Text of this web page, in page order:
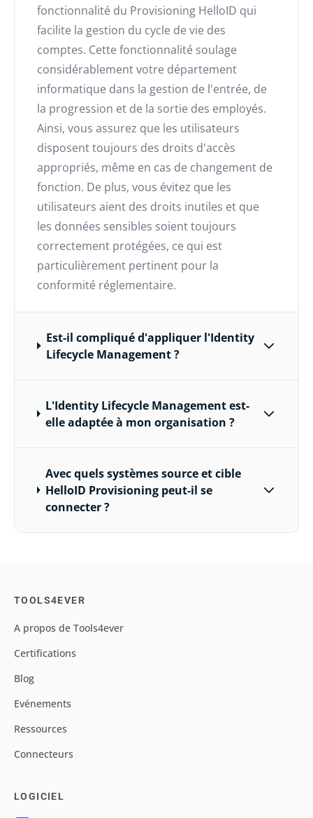
fonctionnalité du Provisioning HelloID qui
facilite la gestion du cycle de vie des
comptes. Cette fonctionnalité soulage
considérablement votre département
informatique dans la gestion de l'entrée, de
la progression et de la sortie des employés.
Ainsi, vous assurez que les utilisateurs
disposent toujours des droits d'accès
appropriés, même en cas de changement de
fonction. De plus, vous évitez que les
utilisateurs aient des droits inutiles et que
les données sensibles soient toujours
correctement protégées, ce qui est
particulièrement pertinent pour la
conformité réglementaire.
Est-il compliqué d'appliquer l'Identity
Lifecycle Management ?
L'Identity Lifecycle Management est-
elle adaptée à mon organisation ?
Avec quels systèmes source et cible
HelloID Provisioning peut-il se
connecter ?
TOOLS4EVER
A propos de Tools4ever
Certifications
Blog
Evénements
Ressources
Connecteurs
LOGICIEL